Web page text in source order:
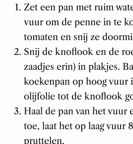
Zet een pan met ruim
vuur om de penne in te
tomaten en snij ze
Snij de knoflook en de
zaadjes erin) in plakjes.
koekenpan op hoog vuur
olijfolie tot de knoflook
Haal de pan van het vuur
toe, laat het op laag vuur
pruttelen.